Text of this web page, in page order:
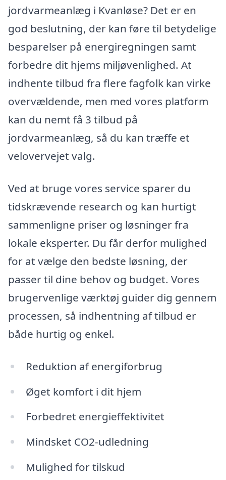
jordvarmeanlæg i Kvanløse? Det er en
god beslutning, der kan føre til betydelige
besparelser på energiregningen samt
forbedre dit hjems miljøvenlighed. At
indhente tilbud fra flere fagfolk kan virke
overvældende, men med vores platform
kan du nemt få 3 tilbud på
jordvarmeanlæg, så du kan træffe et
velovervejet valg.
Ved at bruge vores service sparer du
tidskrævende research og kan hurtigt
sammenligne priser og løsninger fra
lokale eksperter. Du får derfor mulighed
for at vælge den bedste løsning, der
passer til dine behov og budget. Vores
brugervenlige værktøj guider dig gennem
processen, så indhentning af tilbud er
både hurtig og enkel.
Reduktion af energiforbrug
Øget komfort i dit hjem
Forbedret energieffektivitet
Mindsket CO2-udledning
Mulighed for tilskud